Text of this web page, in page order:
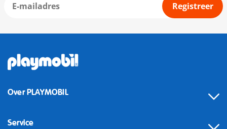
Registreer
Over PLAYMOBIL
Service